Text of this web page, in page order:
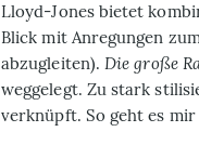
Lloyd-Jones bietet
Blick mit Anregungen
abzugleiten).Die große
weggelegt. Zu stark
verknüpft. So geht es